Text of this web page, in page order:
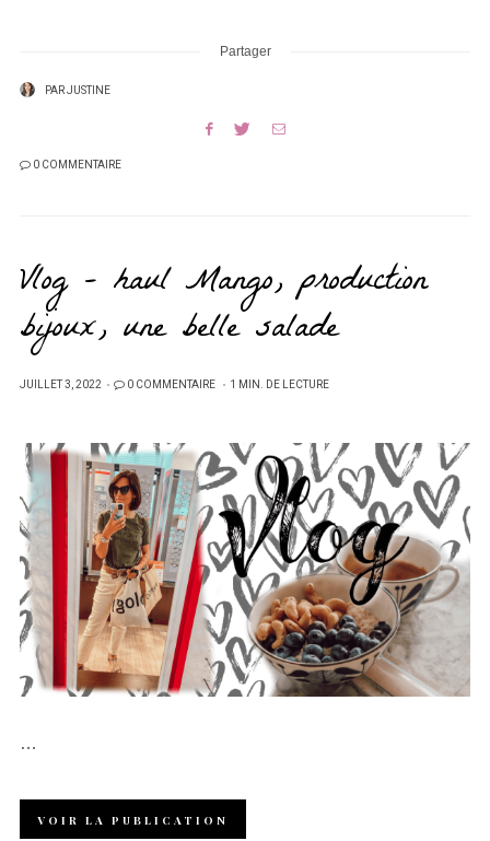
Partager
PARJUSTINE
0 COMMENTAIRE
Vlog – haul Mango, production
bijoux, une belle salade
PUBLIÉ
JUILLET 3, 2022 0 COMMENTAIRE 1 MIN. DE LECTURE
…
VOIR LA PUBLICATION